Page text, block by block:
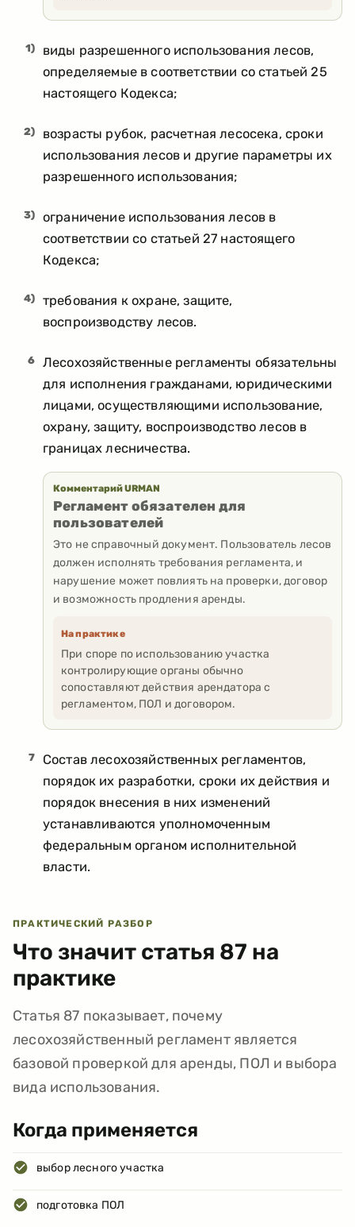
1)
виды разрешенного использования лесов,
определяемые в соответствии со статьей 25
настоящего Кодекса;
2)
возрасты рубок, расчетная лесосека, сроки
использования лесов и другие параметры их
разрешенного использования;
3)
ограничение использования лесов в
соответствии со статьей 27 настоящего
Кодекса;
4)
требования к охране, защите,
воспроизводству лесов.
6
Лесохозяйственные регламенты обязательны
для исполнения гражданами, юридическими
лицами, осуществляющими использование,
охрану, защиту, воспроизводство лесов в
границах лесничества.
Комментарий URMAN
Регламент обязателен для
пользователей
Это не справочный документ. Пользователь лесов
должен исполнять требования регламента, и
нарушение может повлиять на проверки, договор
и возможность продления аренды.
На практике
При споре по использованию участка
контролирующие органы обычно
сопоставляют действия арендатора с
регламентом, ПОЛ и договором.
7
Состав лесохозяйственных регламентов,
порядок их разработки, сроки их действия и
порядок внесения в них изменений
устанавливаются уполномоченным
федеральным органом исполнительной
власти.
ПРАКТИЧЕСКИЙ РАЗБОР
Что значит статья 87 на
практике
Статья 87 показывает, почему
лесохозяйственный регламент является
базовой проверкой для аренды, ПОЛ и выбора
вида использования.
Когда применяется
выбор лесного участка
подготовка ПОЛ